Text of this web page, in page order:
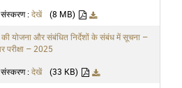
:देखें (8 MB)
की योजना और संबंधित निर्देशों के संबंध में सूचना –
– 2025
: देखें (33 KB)